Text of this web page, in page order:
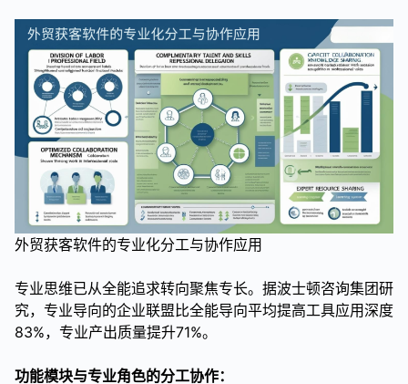
外贸获客软件的专业化分工与协作应用
专业思维已从全能追求转向聚焦专长。据波士顿咨询集团研
究，专业导向的企业联盟比全能导向平均提高工具应用深度
83%，专业产出质量提升71%。
功能模块与专业角色的分工协作：